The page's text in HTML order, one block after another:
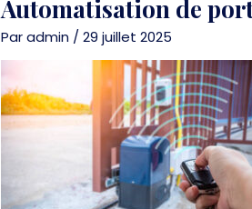
Automatisation de
Paradmin /29 juillet 2025